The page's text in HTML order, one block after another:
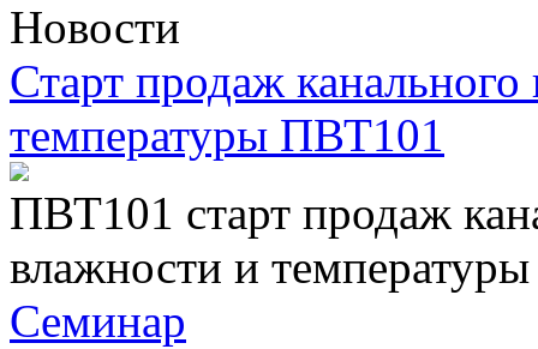
Новости
Старт продаж канального
температуры ПВТ101
ПВТ101 старт продаж
влажности и температуры
Семинар